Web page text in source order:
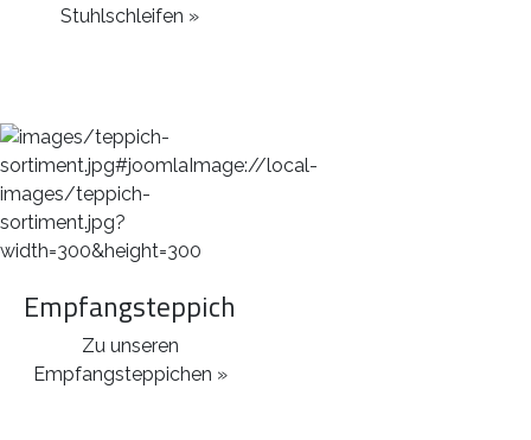
Stuhlschleifen »
Empfangsteppich
Zu unseren
Empfangsteppichen »